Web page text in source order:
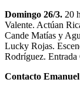
Domingo 26/3. 20
Valente. Actúan
Cande Matías y
Lucky Rojas.
Rodríguez.
Contacto